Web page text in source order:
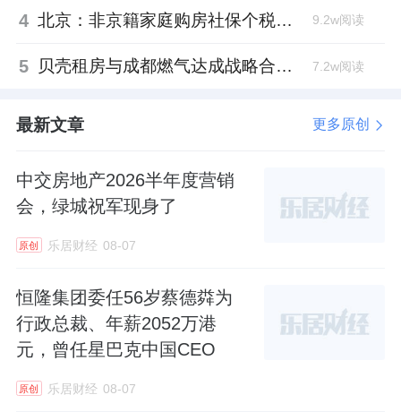
4 北京：非京籍家庭购房社保个税缴纳年限下调为一年 9.2w阅读
5 贝壳租房与成都燃气达成战略合作 打通安全巡检“最后一米” 7.2w阅读
最新文章 更多原创
中交房地产2026半年度营销
会，绿城祝军现身了
原创 乐居财经 08-07
恒隆集团委任56岁蔡德粦为
行政总裁、年薪2052万港
元，曾任星巴克中国CEO
原创 乐居财经 08-07